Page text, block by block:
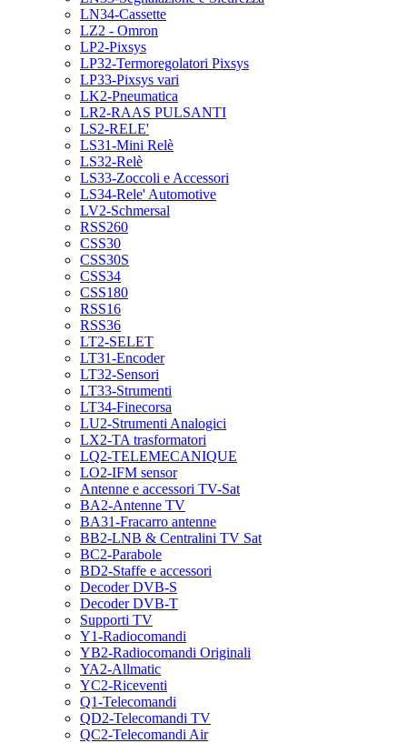
LN34-Cassette
LZ2 - Omron
LP2-Pixsys
LP32-Termoregolatori Pixsys
LP33-Pixsys vari
LK2-Pneumatica
LR2-RAAS PULSANTI
LS2-RELE'
LS31-Mini Relè
LS32-Relè
LS33-Zoccoli e Accessori
LS34-Rele' Automotive
LV2-Schmersal
RSS260
CSS30
CSS30S
CSS34
CSS180
RSS16
RSS36
LT2-SELET
LT31-Encoder
LT32-Sensori
LT33-Strumenti
LT34-Finecorsa
LU2-Strumenti Analogici
LX2-TA trasformatori
LQ2-TELEMECANIQUE
LO2-IFM sensor
Antenne e accessori TV-Sat
BA2-Antenne TV
BA31-Fracarro antenne
BB2-LNB & Centralini TV Sat
BC2-Parabole
BD2-Staffe e accessori
Decoder DVB-S
Decoder DVB-T
Supporti TV
Y1-Radiocomandi
YB2-Radiocomandi Originali
YA2-Allmatic
YC2-Riceventi
Q1-Telecomandi
QD2-Telecomandi TV
QC2-Telecomandi Air